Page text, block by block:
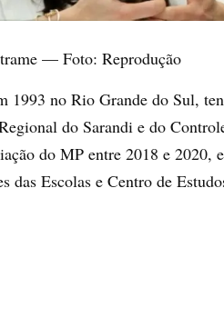
— Foto: Reprodução
1993 no Rio Grande do Sul,
do Sarandi e do
do MP entre 2018 e 2020,
das Escolas e Centro de